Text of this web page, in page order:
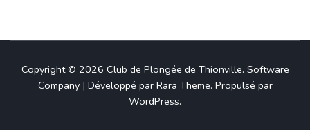
Copyright © 2026 Club de Plongée de Thionville. Software
Company | Développé par Rara Theme. Propulsé par
WordPress.